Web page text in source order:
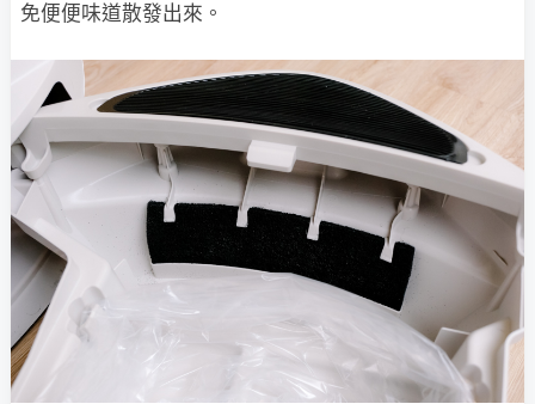
免便便味道散發出來。